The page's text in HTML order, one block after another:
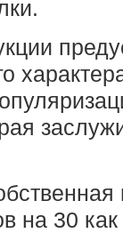
на 30